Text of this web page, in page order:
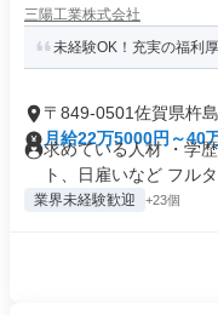
三陽工業株式会社
未経験OK！充実の福利
〒849-0501佐賀県杵
月給22万5000円～40
求めている人材 ・学
ト、日雇いなど フルタ
業界未経験歓迎 +23個